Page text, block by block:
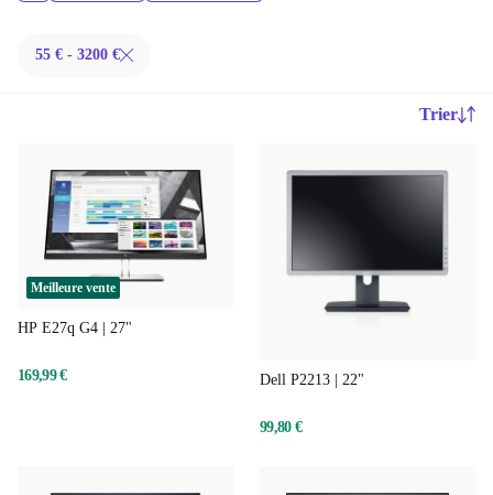
55 € - 3200 €
Trier
Meilleure vente
HP E27q G4 | 27"
169,99 € Dell P2213 | 22"
99,80 €